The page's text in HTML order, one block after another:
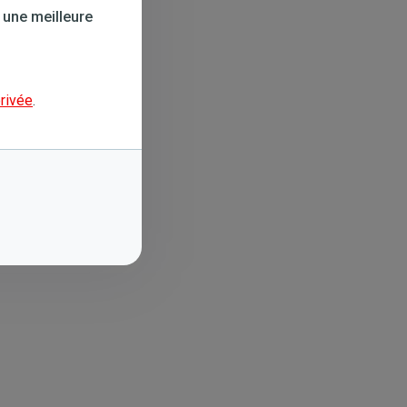
meilleure
.